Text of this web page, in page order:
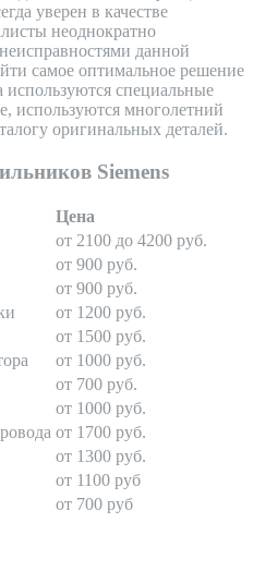
уверен в качестве
неоднократно
данной
самое оптимальное решение
специальные
используются многолетний
оригинальных деталей.
Siemens
Цена
от 2100 до 4200 руб.
от 900 руб.
от 900 руб.
от 1200 руб.
от 1500 руб.
от 1000 руб.
от 700 руб.
от 1000 руб.
от 1700 руб.
от 1300 руб.
от 1100 руб
от 700 руб